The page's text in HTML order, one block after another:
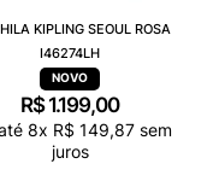
KIPLING SEOUL ROSA
I46274LH
R$ 1.199,00
8x R$ 149,87sem
juros